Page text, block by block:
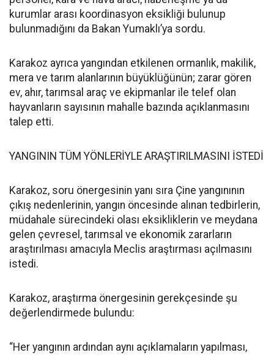
kurumlar arası koordinasyon eksikliği bulunup
bulunmadığını da Bakan Yumaklı’ya sordu.
Karakoz ayrıca yangından etkilenen ormanlık, makilik,
mera ve tarım alanlarının büyüklüğünün; zarar gören
ev, ahır, tarımsal araç ve ekipmanlar ile telef olan
hayvanların sayısının mahalle bazında açıklanmasını
talep etti.
YANGININ TÜM YÖNLERİYLE ARAŞTIRILMASINI İSTEDİ
Karakoz, soru önergesinin yanı sıra Çine yangınının
çıkış nedenlerinin, yangın öncesinde alınan tedbirlerin,
müdahale sürecindeki olası eksikliklerin ve meydana
gelen çevresel, tarımsal ve ekonomik zararların
araştırılması amacıyla Meclis araştırması açılmasını
istedi.
Karakoz, araştırma önergesinin gerekçesinde şu
değerlendirmede bulundu:
“Her yangının ardından aynı açıklamaların yapılması,